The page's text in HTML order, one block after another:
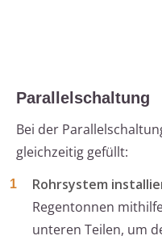
Parallelschaltung
Bei der
gleichzeitig gefüllt:
Rohrsystem
Regentonnen
unteren Teilen, um